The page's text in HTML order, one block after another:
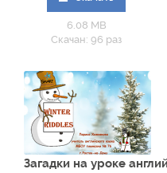
6.08 MB
Скачан: 96 раз
Загадки на уроке